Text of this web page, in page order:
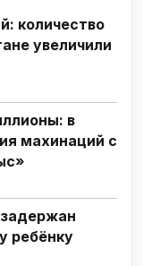
количество
увеличили
в
махинаций с
ребёнку